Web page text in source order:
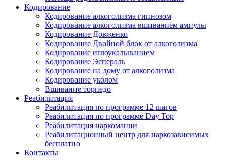
Кодирование
Кодирование алкоголизма гипнозом
Кодирование алкоголизма вшиванием ампулы
Кодирование Довженко
Кодирование Двойной блок от алкоголизма
Кодирование иглоукалыванием
Кодирование Эспераль
Кодирование на дому от алкоголизма
Кодирование уколом
Вшивание торпедо
Реабилитация
Реабилитация по программе 12 шагов
Реабилитация по программе Day Top
Реабилитация наркомании
Реабилитационный центр для наркозависимых
бесплатно
Контакты